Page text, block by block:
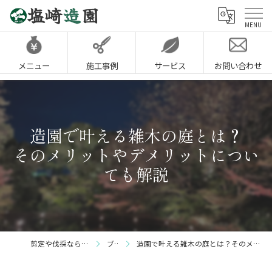
メニュー 施工事例 サービス お問い合わせ
造園で叶える雑木の庭とは？
そのメリットやデメリットについ
ても解説
剪定や伐採なら神戸市の塩崎造園 ブログ 造園で叶える雑木の庭とは？そのメリットやデメリットについても解説